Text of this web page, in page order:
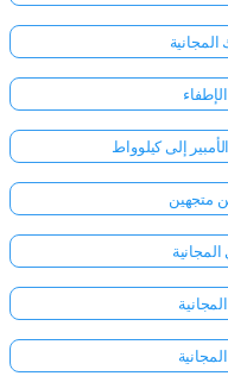
متجهين